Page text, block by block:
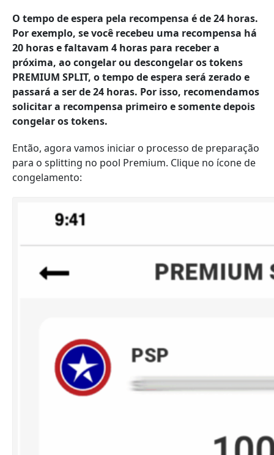
O tempo de espera pela recompensa é de 24 horas.
Por exemplo, se você recebeu uma recompensa há
20 horas e faltavam 4 horas para receber a
próxima, ao congelar ou descongelar os tokens
PREMIUM SPLIT, o tempo de espera será zerado e
passará a ser de 24 horas. Por isso, recomendamos
solicitar a recompensa primeiro e somente depois
congelar os tokens.
Então, agora vamos iniciar o processo de preparação
para o splitting no pool Premium. Clique no ícone de
congelamento: